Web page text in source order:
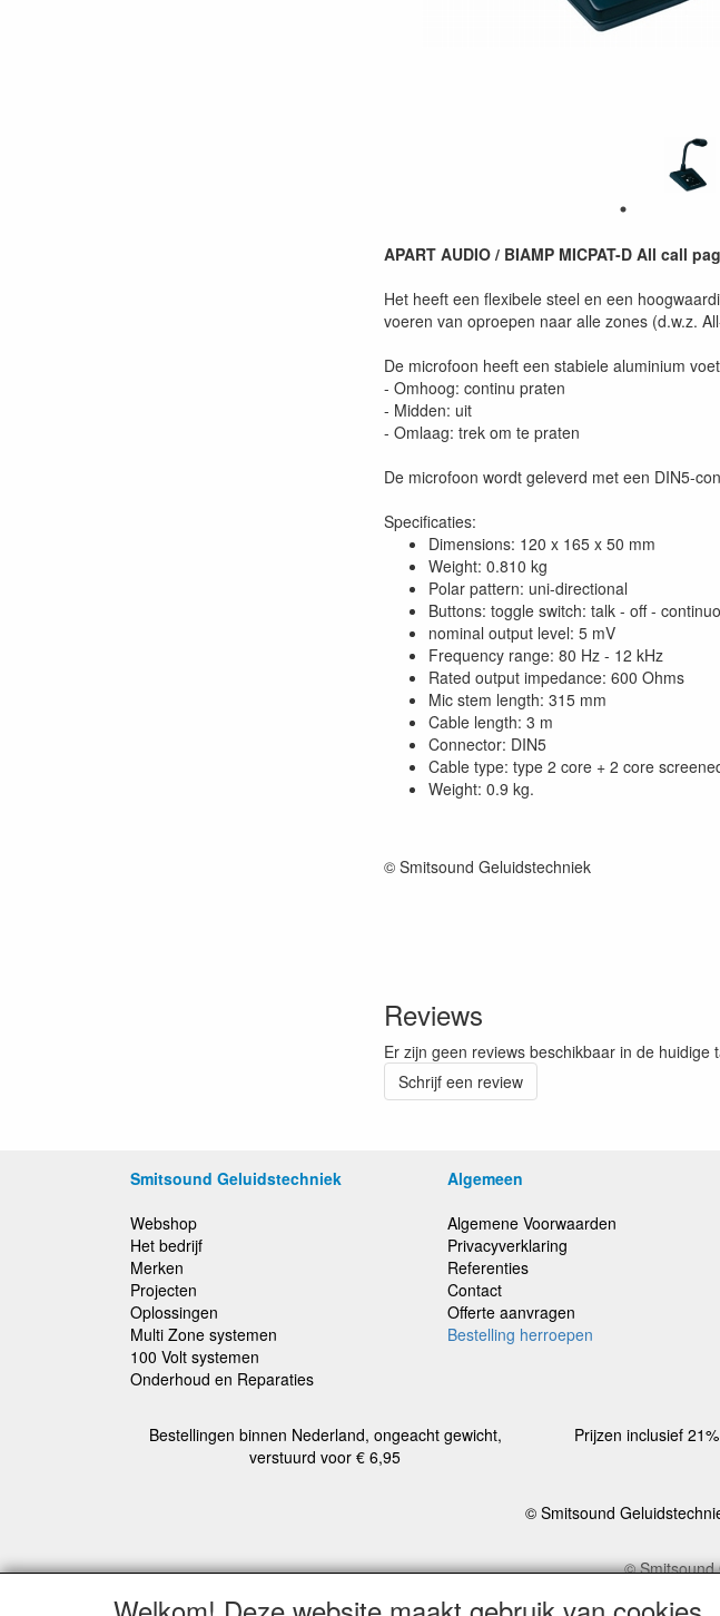
APART AUDIO / BIAMP MICPAT-D All call
Het heeft een flexibele steel en een
voeren van oproepen naar alle zones (d.w.z.
De microfoon heeft een stabiele aluminium
- Omhoog: continu praten
- Midden: uit
- Omlaag: trek om te praten
De microfoon wordt geleverd met een DIN5-
Specificaties:
Dimensions: 120 x 165 x 50 mm
Weight: 0.810 kg
Polar pattern: uni-directional
Buttons: toggle switch: talk - off -
nominal output level: 5 mV
Frequency range: 80 Hz - 12 kHz
Rated output impedance: 600 Ohms
Mic stem length: 315 mm
Cable length: 3 m
Connector: DIN5
Cable type: type 2 core + 2 core
Weight: 0.9 kg.
© Smitsound Geluidstechniek
Reviews
Er zijn geen reviews beschikbaar in de huidige
Schrijf een review
Smitsound Geluidstechniek
Webshop
Het bedrijf
Merken
Projecten
Oplossingen
Multi Zone systemen
100 Volt systemen
Onderhoud en Reparaties
Algemeen
Algemene Voorwaarden
Privacyverklaring
Referenties
Contact
Offerte aanvragen
Bestelling herroepen
Bestellingen binnen Nederland, ongeacht gewicht,
verstuurd voor € 6,95
Prijzen inclusief
© Smitsound
© Smitsound